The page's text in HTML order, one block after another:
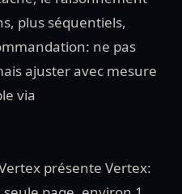
plus séquentiels,
ne pas
ajuster avec mesure
via
présente Vertex: